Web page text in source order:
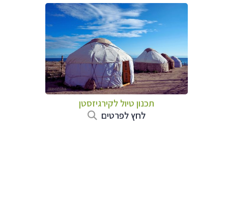
תכנון טיול לקירגיזסטן
לחץ לפרטים